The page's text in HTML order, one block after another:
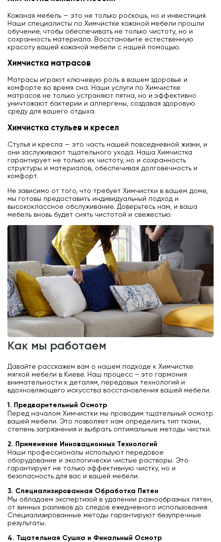
Кожаная мебель — это не только роскошь, но и инвестиция.
Наши специалисты по Химчистке кожаной мебели прошли
обучение, чтобы обеспечивать не только чистоту, но и
сохранность материала. Восстановите естественную
красоту вашей кожаной мебели с нашей помощью.
химчистка матрасов
Матрасы играют ключевую роль в вашем здоровье и
комфорте во время сна. Наши услуги по Химчистке
матрасов не только устраняют пятна, но и эффективно
уничтожают бактерии и аллергены, создавая здоровую
среду для вашего отдыха.
химчистка стульев и кресел
Стулья и кресла — это часть нашей повседневной жизни, и
они заслуживают тщательного ухода. Наша Химчистка
гарантирует не только их чистоту, но и сохранность
структуры и материалов, обеспечивая долговечность и
комфорт.
Не зависимо от того, что требует Химчистки в вашем доме,
мы готовы предоставить индивидуальный подход и
высококлассное обслуживание. Доверьтесь нам, и ваша
мебель вновь будет сиять чистотой и свежестью.
как мы работаем
Давайте расскажем вам о нашем подходе к Химчистке
мягкой мебели в Киеве. Наш процесс – это гармония
внимательности к деталям, передовых технологий и
вдохновляющего искусства восстановления вашей мебели.
1. Предварительный Осмотр
Перед началом Химчистки мы проводим тщательный осмотр
вашей мебели. Это позволяет нам определить тип ткани,
степень загрязнения и выбрать оптимальные методы чистки.
2. Применение Инновационных Технологий
Наши профессионалы используют передовое
оборудование и экологически чистые растворы. Это
гарантирует не только эффективную чистку, но и
безопасность для вас и вашей мебели.
3. Специализированная Обработка Пятен
Мы обладаем экспертизой в удалении разнообразных пятен,
от винных разливов до следов ежедневного использования.
Специализированные методы гарантируют безупречные
результаты.
4. Тщательная Сушка и Финальный Осмотр